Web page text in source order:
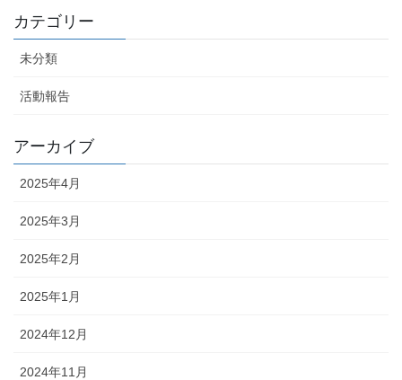
カテゴリー
未分類
活動報告
アーカイブ
2025年4月
2025年3月
2025年2月
2025年1月
2024年12月
2024年11月